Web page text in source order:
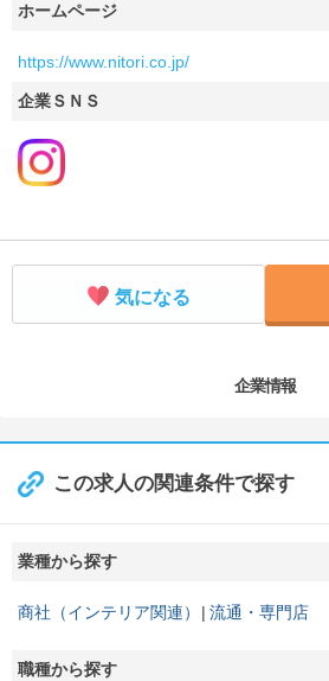
ホームページ
https://www.nitori.co.jp/
企業ＳＮＳ
気になる
企業情報
この求人の関連条件で探す
業種から探す
商社（インテリア関連） 流通・専門店
職種から探す